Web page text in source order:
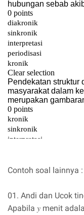
Contoh soal lainnya :
01. Andi dan Ucok
Apabila 𝑦 menit